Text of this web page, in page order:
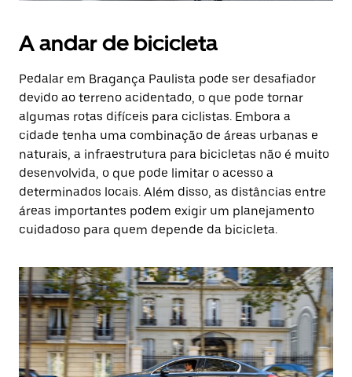
A andar de bicicleta
Pedalar em Bragança Paulista pode ser desafiador
devido ao terreno acidentado, o que pode tornar
algumas rotas difíceis para ciclistas. Embora a
cidade tenha uma combinação de áreas urbanas e
naturais, a infraestrutura para bicicletas não é muito
desenvolvida, o que pode limitar o acesso a
determinados locais. Além disso, as distâncias entre
áreas importantes podem exigir um planejamento
cuidadoso para quem depende da bicicleta.